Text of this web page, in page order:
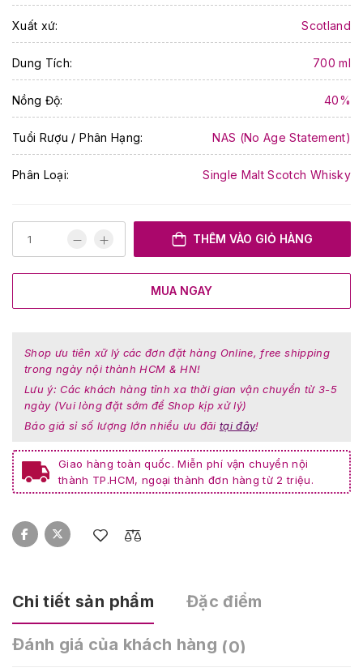
Xuất xứ: Scotland
Dung Tích: 700 ml
Nồng Độ: 40%
Tuổi Rượu / Phân Hạng: NAS (No Age Statement)
Phân Loại: Single Malt Scotch Whisky
THÊM VÀO GIỎ HÀNG
MUA NGAY
Shop ưu tiên xữ lý các đơn đặt hàng Online, free shipping
trong ngày nội thành HCM & HN!
Lưu ý: Các khách hàng tỉnh xa thời gian vận chuyển từ 3-5
ngày (Vui lòng đặt sớm để Shop kịp xử lý)
Báo giá sỉ số lượng lớn nhiều ưu đãi tại đây!
Giao hàng toàn quốc. Miễn phí vận chuyển nội
thành TP.HCM, ngoại thành đơn hàng từ 2 triệu.
Chi tiết sản phẩm Đặc điểm
Đánh giá của khách hàng (0)